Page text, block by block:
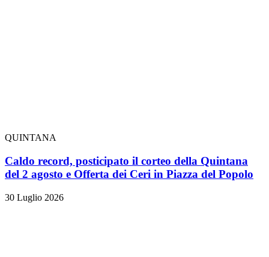
QUINTANA
Caldo record, posticipato il corteo della Quintana
del 2 agosto e Offerta dei Ceri in Piazza del Popolo
30 Luglio 2026